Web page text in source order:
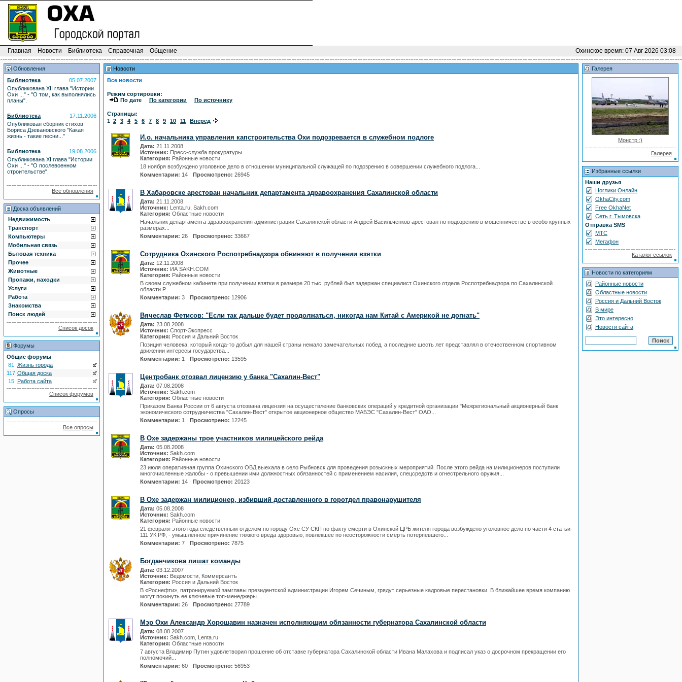
Главная Новости Библиотека Справочная Общение Охинское время: 07 Авг 2026 03:08
Обновления
Библиотека
05.07.2007
Опубликована XII глава "Истории
Охи ..." - "О том, как выполнялись
планы".
Библиотека
17.11.2006
Опубликован сборник стихов
Бориса Дзевановского "Какая
жизнь - такие песни..."
Библиотека
19.08.2006
Опубликована XI глава "Истории
Охи ..." - "О послевоенном
строительстве".
Все обновления
Доска объявлений
Недвижимость
Транспорт
Компьютеры
Мобильная связь
Бытовая техника
Прочее
Животные
Пропажи, находки
Услуги
Работа
Знакомства
Поиск людей
Список досок
Форумы
Общие форумы
81
Жизнь города
117 Общая доска
15 Работа сайта
Список форумов
Опросы
Все опросы
Новости
Все новости
Режим сортировки:
По дате
По категории По источнику
Страницы:
1 2 3 4 5 6 7 8 9 10 11 Вперед
И.о. начальника управления капстроительства Охи подозревается в служебном подлоге
Дата: 21.11.2008
Источник: Пресс-служба прокуратуры
Категория: Районные новости
18 ноября возбуждено уголовное дело в отношении муниципальной служащей по подозрению в совершении служебного подлога...
Комментарии: 14 Просмотрено: 26945
В Хабаровске арестован начальник департамента здравоохранения Сахалинской области
Дата: 21.11.2008
Источник: Lenta.ru, Sakh.com
Категория: Областные новости
Начальник департамента здравоохранения администрации Сахалинской области Андрей Васильченков арестован по подозрению в мошенничестве в особо крупных
размерах...
Комментарии: 26 Просмотрено: 33667
Сотрудника Охинского Роспотребнадзора обвиняют в получении взятки
Дата: 12.11.2008
Источник: ИА SAKH.COM
Категория: Районные новости
В своем служебном кабинете при получении взятки в размере 20 тыс. рублей был задержан специалист Охинского отдела Роспотребнадзора по Сахалинской
области Р...
Комментарии: 3 Просмотрено: 12906
Вячеслав Фетисов: "Если так дальше будет продолжаться, никогда нам Китай с Америкой не догнать"
Дата: 23.08.2008
Источник: Спорт-Экспресс
Категория: Россия и Дальний Восток
Позиция человека, который когда-то добыл для нашей страны немало замечательных побед, а последние шесть лет представлял в отечественном спортивном
движении интересы государства...
Комментарии: 1 Просмотрено: 13595
Центробанк отозвал лицензию у банка "Сахалин-Вест"
Дата: 07.08.2008
Источник: Sakh.com
Категория: Областные новости
Приказом Банка России от 6 августа отозвана лицензия на осуществление банковских операций у кредитной организации "Межрегиональный акционерный банк
экономического сотрудничества "Сахалин-Вест" открытое акционерное общество МАБЭС "Сахалин-Вест" ОАО...
Комментарии: 1 Просмотрено: 12245
В Охе задержаны трое участников милицейского рейда
Дата: 05.08.2008
Источник: Sakh.com
Категория: Районные новости
23 июля оперативная группа Охинского ОВД выехала в село Рыбновск для проведения розыскных мероприятий. После этого рейда на милиционеров поступили
многочисленные жалобы - о превышении ими должностных обязанностей с применением насилия, спецсредств и огнестрельного оружия...
Комментарии: 14 Просмотрено: 20123
В Охе задержан милиционер, избивший доставленного в горотдел правонарушителя
Дата: 05.08.2008
Источник: Sakh.com
Категория: Районные новости
21 февраля этого года следственным отделом по городу Охе СУ СКП по факту смерти в Охинской ЦРБ жителя города возбуждено уголовное дело по части 4 статьи
111 УК РФ, - умышленное причинение тяжкого вреда здоровью, повлекшее по неосторожности смерть потерпевшего...
Комментарии: 7 Просмотрено: 7875
Богданчикова лишат команды
Дата: 03.12.2007
Источник: Ведомости, Коммерсантъ
Категория: Россия и Дальний Восток
В «Роснефти», патронируемой замглавы президентской администрации Игорем Сечиным, грядут серьезные кадровые перестановки. В ближайшее время компанию
могут покинуть ее ключевые топ-менеджеры...
Комментарии: 26 Просмотрено: 27789
Мэр Охи Александр Хорошавин назначен исполняющим обязанности губернатора Сахалинской области
Дата: 08.08.2007
Источник: Sakh.com, Lenta.ru
Категория: Областные новости
7 августа Владимир Путин удовлетворил прошение об отставке губернатора Сахалинской области Ивана Малахова и подписал указ о досрочном прекращении его
полномочий...
Комментарии: 60 Просмотрено: 56953
Галерея
Монстр :)
Галерея
Избранные ссылки
Наши друзья
Ноглики Онлайн
OkhaCity.com
Free OkhaNet
Сеть г. Тымовска
Отправка SMS
МТС
Мегафон
Каталог ссылок
Новости по категориям
Районные новости
Областные новости
Россия и Дальний Восток
В мире
Это интересно
Новости сайта